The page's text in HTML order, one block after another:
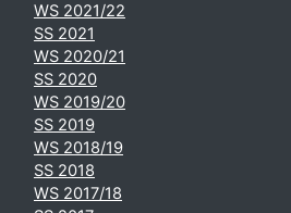
WS 2021/22
SS 2021
WS 2020/21
SS 2020
WS 2019/20
SS 2019
WS 2018/19
SS 2018
WS 2017/18